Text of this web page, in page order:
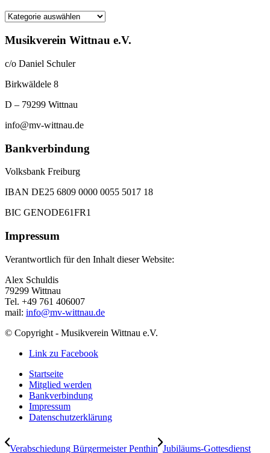
Kategorien
Musikverein Wittnau e.V.
c/o Daniel Schuler
Birkwäldele 8
D – 79299 Wittnau
info@mv-wittnau.de
Bankverbindung
Volksbank Freiburg
IBAN DE25 6809 0000 0055 5017 18
BIC GENODE61FR1
Impressum
Verantwortlich für den Inhalt dieser Website:
Alex Schuldis
79299 Wittnau
Tel. +49 761 406007
mail: info@mv-wittnau.de
© Copyright - Musikverein Wittnau e.V.
Link zu Facebook
Startseite
Mitglied werden
Bankverbindung
Impressum
Datenschutzerklärung
Verabschiedung Bürgermeister Penthin Jubiläums-Gottesdienst